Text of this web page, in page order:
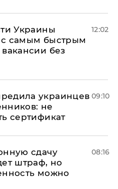
Украины
самым быстрым
без
12:02
украинцев
не
сертификат
09:10
сдачу
штраф, но
можно
08:16